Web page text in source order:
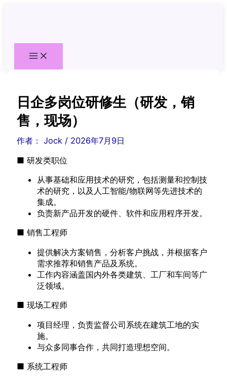
日企多岗位研修生（研发，销
售，现场）
作者： Jock / 2026年7月9日
■ 研发类职位
从事基础和应用技术的研究，包括测量和控制技
术的研究，以及人工智能/物联网等先进技术的
集成。
负责新产品开发的硬件、软件和应用程序开发。
■ 销售工程师
提供解决方案销售，分析客户挑战，并根据客户
需求推荐和销售产品及系统。
工作内容涵盖国内外各类建筑、工厂和车间等广
泛领域。
■ 现场工程师
项目经理，负责监督公司系统在建筑工地的实
施。
与众多同事合作，共同打造理想空间。
■ 系统工程师